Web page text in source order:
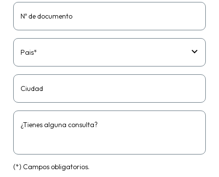
Nº de documento
Pais*
Ciudad
¿Tienes alguna consulta?
(*) Campos obligatorios.